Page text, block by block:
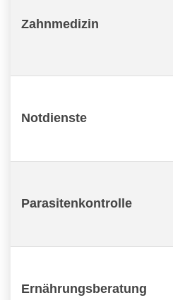
Zahnmedizin
Notdienste
Parasitenkontrolle
Ernährungsberatung